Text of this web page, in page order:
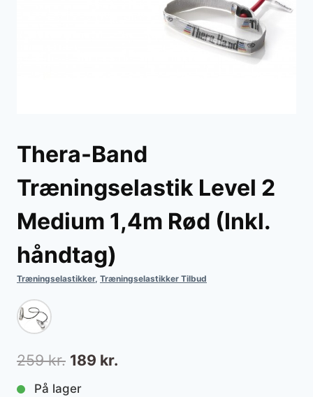
Thera-Band
Træningselastik Level 2
Medium 1,4m Rød (Inkl.
håndtag)
Træningselastikker, Træningselastikker Tilbud
259kr. Den
oprindelige
189 kr.
På lager